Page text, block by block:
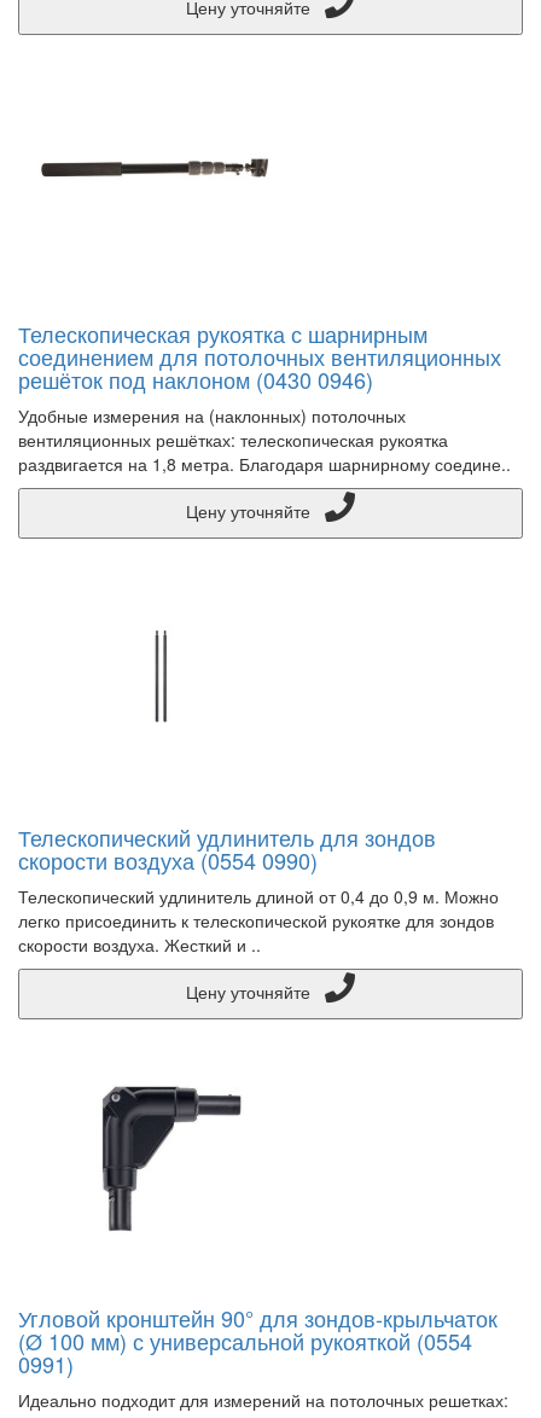
Телескопическая рукоятка с шарнирным
соединением для потолочных вентиляционных
решёток под наклоном (0430 0946)
Удобные измерения на (наклонных) потолочных
вентиляционных решётках: телескопическая рукоятка
раздвигается на 1,8 метра. Благодаря шарнирному соедине..
Телескопический удлинитель для зондов
скорости воздуха (0554 0990)
Телескопический удлинитель длиной от 0,4 до 0,9 м. Можно
легко присоединить к телескопической рукоятке для зондов
скорости воздуха. Жесткий и ..
Угловой кронштейн 90° для зондов-крыльчаток
(Ø 100 мм) с универсальной рукояткой (0554
0991)
Идеально подходит для измерений на потолочных решетках: